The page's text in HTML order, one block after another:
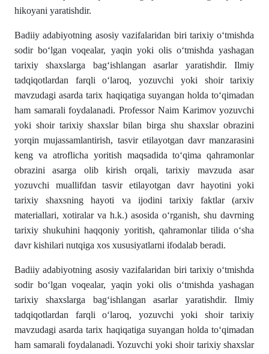
hikoyani yaratishdir.
Badiiy adabiyotning asosiy vazifalaridan biri tarixiy oʻtmishda
sodir boʻlgan voqealar, yaqin yoki olis oʻtmishda yashagan
tarixiy shaxslarga bagʻishlangan asarlar yaratishdir. Ilmiy
tadqiqotlardan farqli oʻlaroq, yozuvchi yoki shoir tarixiy
mavzudagi asarda tarix haqiqatiga suyangan holda toʻqimadan
ham samarali foydalanadi. Professor Naim Karimov yozuvchi
yoki shoir tarixiy shaxslar bilan birga shu shaxslar obrazini
yorqin mujassamlantirish, tasvir etilayotgan davr manzarasini
keng va atroflicha yoritish maqsadida toʻqima qahramonlar
obrazini asarga olib kirish orqali, tarixiy mavzuda asar
yozuvchi muallifdan tasvir etilayotgan davr hayotini yoki
tarixiy shaxsning hayoti va ijodini tarixiy faktlar (arxiv
materiallari, xotiralar va h.k.) asosida oʻrganish, shu davrning
tarixiy shukuhini haqqoniy yoritish, qahramonlar tilida oʻsha
davr kishilari nutqiga xos xususiyatlarni ifodalab beradi.
Badiiy adabiyotning asosiy vazifalaridan biri tarixiy oʻtmishda
sodir boʻlgan voqealar, yaqin yoki olis oʻtmishda yashagan
tarixiy shaxslarga bagʻishlangan asarlar yaratishdir. Ilmiy
tadqiqotlardan farqli oʻlaroq, yozuvchi yoki shoir tarixiy
mavzudagi asarda tarix haqiqatiga suyangan holda toʻqimadan
ham samarali foydalanadi. Yozuvchi yoki shoir tarixiy shaxslar